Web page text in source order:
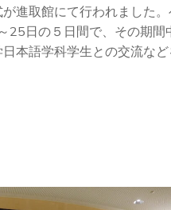
進取館にて行われました
25日の５日間で、その期間
本語学科学生との交流な